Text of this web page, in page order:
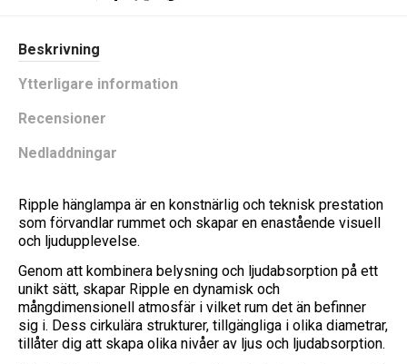
Beskrivning
Ytterligare information
Recensioner
Nedladdningar
Ripple hänglampa är en konstnärlig och teknisk prestation
som förvandlar rummet och skapar en enastående visuell
och ljudupplevelse.
Genom att kombinera belysning och ljudabsorption på ett
unikt sätt, skapar Ripple en dynamisk och
mångdimensionell atmosfär i vilket rum det än befinner
sig i. Dess cirkulära strukturer, tillgängliga i olika diametrar,
tillåter dig att skapa olika nivåer av ljus och ljudabsorption.